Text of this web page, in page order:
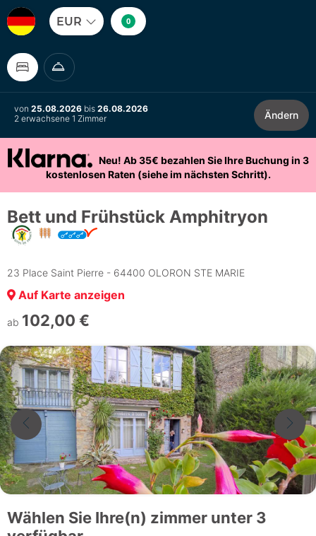
EUR 0
von 25.08.2026 bis 26.08.2026
2 erwachsene 1 Zimmer
Ändern
Neu! Ab 35€ bezahlen Sie Ihre Buchung in 3
kostenlosen Raten (siehe im nächsten Schritt).
Bett und Frühstück Amphitryon
23 Place Saint Pierre - 64400 OLORON STE MARIE
Auf Karte anzeigen
ab 102,00 €
Wählen Sie Ihre(n) zimmer unter 3